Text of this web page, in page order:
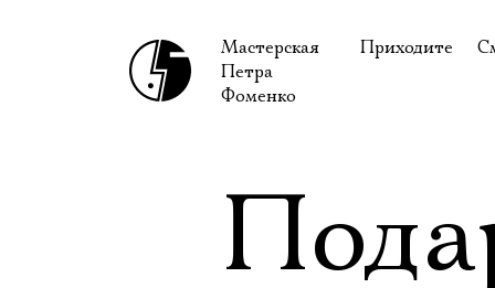
Мастерская
Петра
Фоменко
Приходите
Правила